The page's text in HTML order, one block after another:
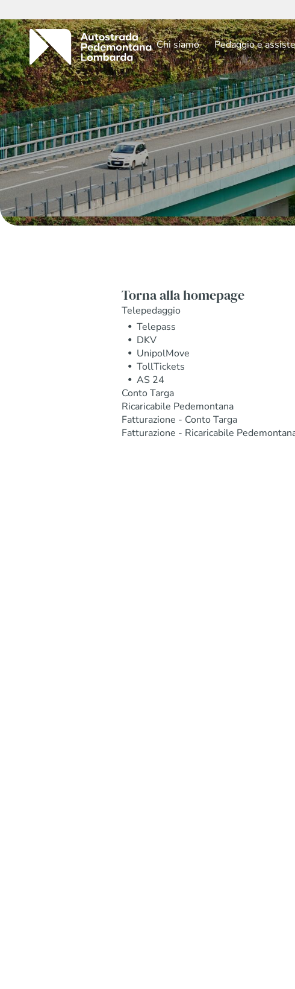
Chi siamo Pedaggio e
Torna alla homepage
Telepedaggio
Telepass
DKV
UnipolMove
TollTickets
AS 24
Conto Targa
Ricaricabile Pedemontana
Fatturazione - Conto Targa
Fatturazione - Ricaricabile